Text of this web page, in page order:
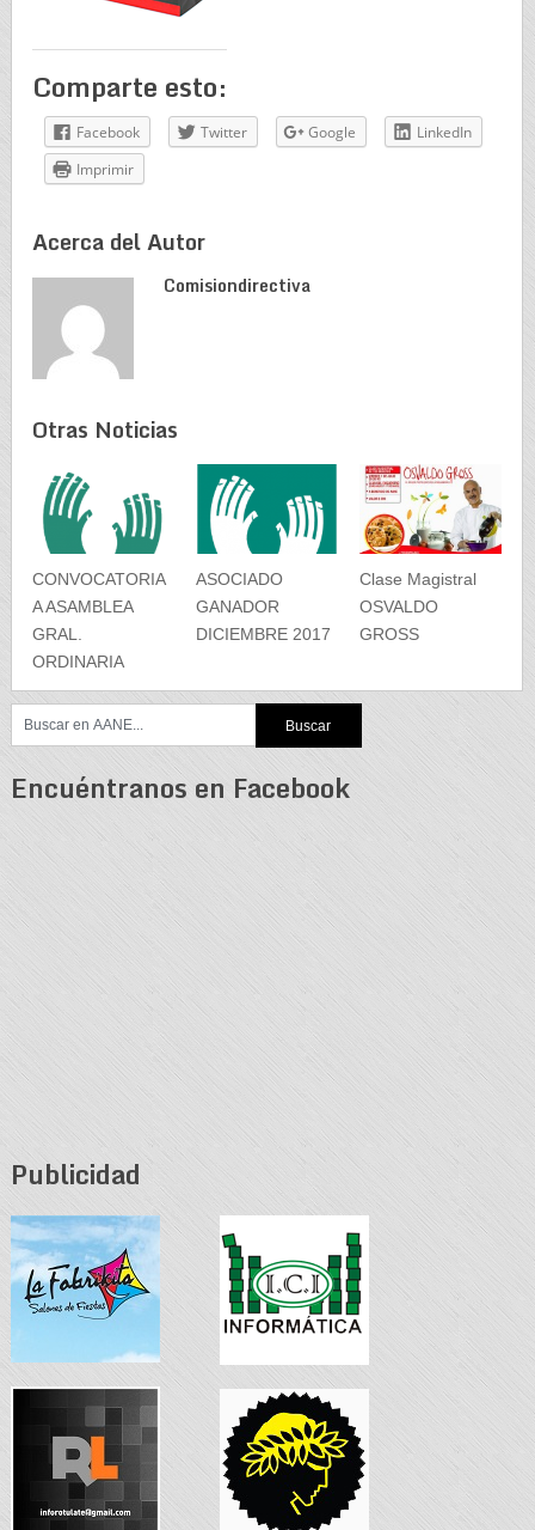
Comparte esto:
Facebook Twitter Google
LinkedIn
Imprimir
Acerca del Autor
Comisiondirectiva
Otras Noticias
CONVOCATORIA
A ASAMBLEA
GRAL.
ORDINARIA
ASOCIADO
GANADOR
DICIEMBRE 2017
Clase Magistral
OSVALDO
GROSS
Encuéntranos en Facebook
Publicidad